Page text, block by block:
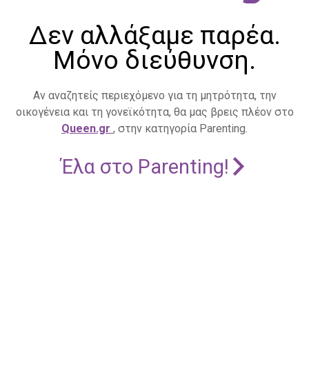
Δεν αλλάξαμε παρέα.
Μόνο διεύθυνση.
Αν αναζητείς περιεχόμενο για τη μητρότητα, την
οικογένεια και τη γονεϊκότητα, θα μας βρεις πλέον στο
Queen.gr , στην κατηγορία Parenting.
Έλα στο Parenting!